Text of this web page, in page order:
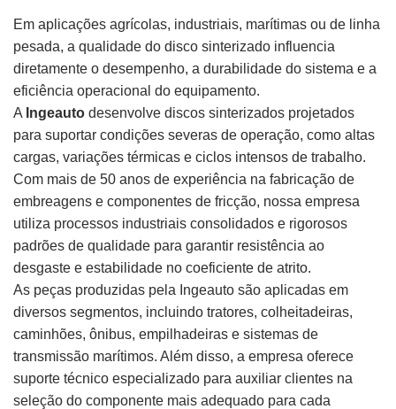
Em aplicações agrícolas, industriais, marítimas ou de linha
pesada, a qualidade do disco sinterizado influencia
diretamente o desempenho, a durabilidade do sistema e a
eficiência operacional do equipamento.
A Ingeauto desenvolve discos sinterizados projetados
para suportar condições severas de operação, como altas
cargas, variações térmicas e ciclos intensos de trabalho.
Com mais de 50 anos de experiência na fabricação de
embreagens e componentes de fricção, nossa empresa
utiliza processos industriais consolidados e rigorosos
padrões de qualidade para garantir resistência ao
desgaste e estabilidade no coeficiente de atrito.
As peças produzidas pela Ingeauto são aplicadas em
diversos segmentos, incluindo tratores, colheitadeiras,
caminhões, ônibus, empilhadeiras e sistemas de
transmissão marítimos. Além disso, a empresa oferece
suporte técnico especializado para auxiliar clientes na
seleção do componente mais adequado para cada